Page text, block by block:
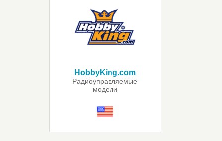
HobbyKing.com
Радиоуправляемые
модели